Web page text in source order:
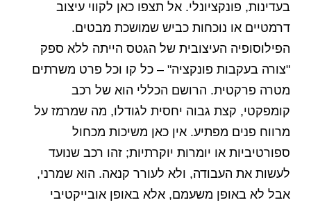
בעדינות, פונקציונלי. אל תצפו כאן לקווי עיצוב
דרמטיים או נוכחות כביש שמושכת מבטים.
הפילוסופיה העיצובית של הגטס הייתה ללא ספק
"צורה בעקבות פונקציה" – כל קו וכל פרט משרתים
מטרה פרקטית. הרושם הכללי הוא של רכב
קומפקטי, קצת גבוה יחסית לגודלו, מה שמרמז על
מרווח פנים מפתיע. אין כאן משיכות מכחול
ספורטיביות או יומרות יוקרתיות; זהו רכב שנועד
לעשות את העבודה, ולא לעורר קנאה. הוא שמרני,
אבל לא באופן משעמם, אלא באופן אובייקטיבי